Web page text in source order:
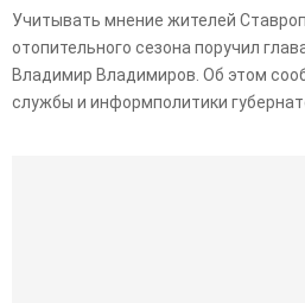
Учитывать мнение жителей
отопительного сезона поручил
Владимир Владимиров. Об этом
службы и информполитики